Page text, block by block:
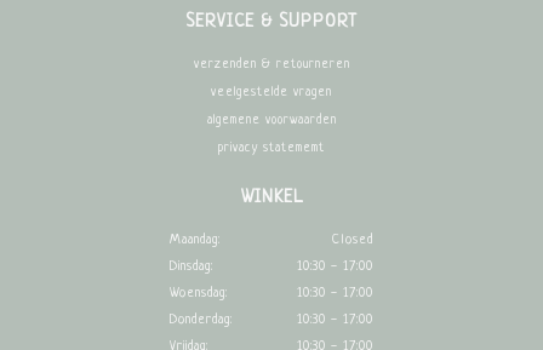
SERVICE & SUPPORT
verzenden & retourneren
veelgestelde vragen
algemene voorwaarden
privacy statememt
WINKEL
Maandag:
Closed
Dinsdag:
10:30 - 17:00
Woensdag:
10:30 - 17:00
Donderdag:
10:30 - 17:00
Vrijdag:
10:30 - 17:00